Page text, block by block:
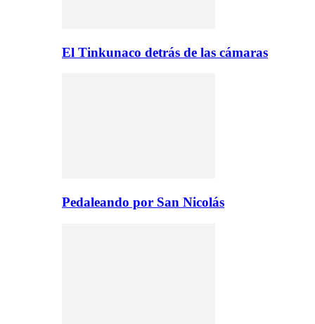
El Tinkunaco detrás de las cámaras
Pedaleando por San Nicolás